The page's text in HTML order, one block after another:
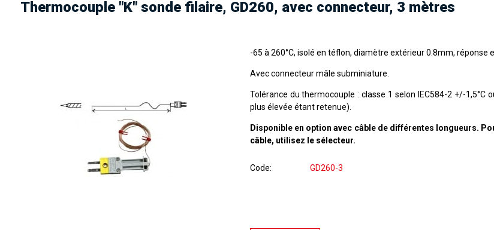
Thermocouple "K" sonde filaire, GD260, avec connecteur, 3 mètres
-65 à 260°C, isolé en téflon, diamètre extérieur 0.8mm, réponse
Avec connecteur mâle subminiature.
Tolérance du thermocouple : classe 1 selon IEC584-2 +/-1,5°C
plus élevée étant retenue).
Disponible en option avec câble de différentes longueurs.
câble, utilisez le sélecteur.
Code GD260-3